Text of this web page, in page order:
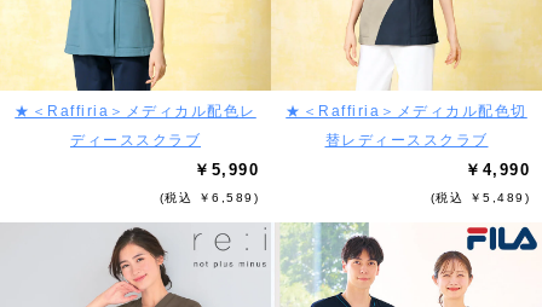
★＜Raffiria＞メディカル配色レ
ディーススクラブ
￥5,990
(税込 ￥6,589)
★＜Raffiria＞メディカル配色切
替レディーススクラブ
￥4,990
(税込 ￥5,489)